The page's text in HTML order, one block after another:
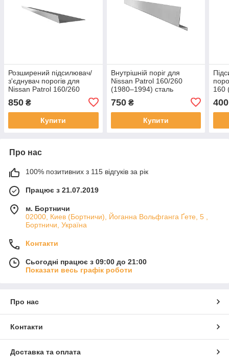
Розширений підсилювач/
з'єднувач порогів для
Nissan Patrol 160/260
850 ₴
Купити
Внутрішній поріг для
Nissan Patrol 160/260
(1980–1994) сталь
750₴
Купити
160
400
Про нас
100% позитивних з 115 відгуків за рік
Працює з 21.07.2019
м. Бортничи
02000, Киев (Бортничи), Йоганна Вольфганга Ґете, 5 ,
Бортничи, Україна
Контакти
Сьогодні працює з 09:00 до 21:00
Показати весь графік роботи
Про нас
Контакти
Доставка та оплата